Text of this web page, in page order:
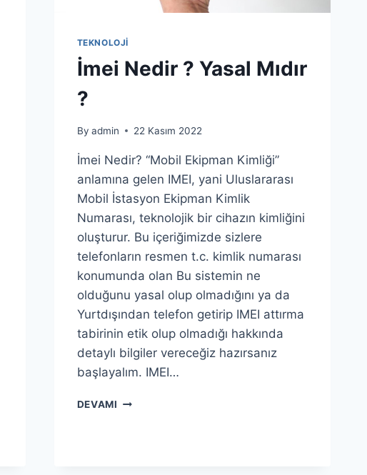
TEKNOLOJI
İmei Nedir ? Yasal Mıdır
?
By admin 22 Kasım 2022
İmei Nedir? “Mobil Ekipman Kimliği”
anlamına gelen IMEI, yani Uluslararası
Mobil İstasyon Ekipman Kimlik
Numarası, teknolojik bir cihazın kimliğini
oluşturur. Bu içeriğimizde sizlere
telefonların resmen t.c. kimlik numarası
konumunda olan Bu sistemin ne
olduğunu yasal olup olmadığını ya da
Yurtdışından telefon getirip IMEI attırma
tabirinin etik olup olmadığı hakkında
detaylı bilgiler vereceğiz hazırsanız
başlayalım. IMEI…
DEVAMI İMEI